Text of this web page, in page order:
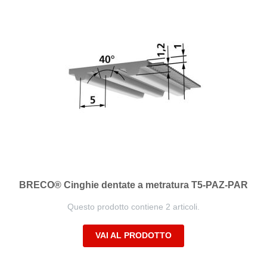
BRECO® Cinghie dentate a metratura T5-PAZ-PAR
Questo prodotto contiene 2 articoli.
VAI AL PRODOTTO